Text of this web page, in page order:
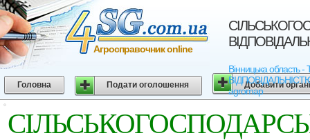
Вінницька
ВIДПОВIДАЛЬНIСТЮ
agromap
Агросправочник online
Головна Подати оголошення Добавити